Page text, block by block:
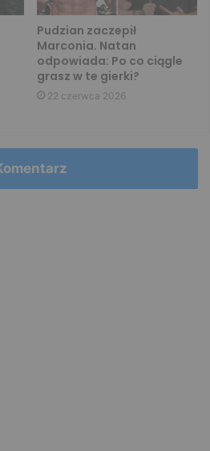
Pudzian zaczepił
Marconia. Natan
odpowiada: Po co ciągle
grasz w te gierki?
22 czerwca 2026